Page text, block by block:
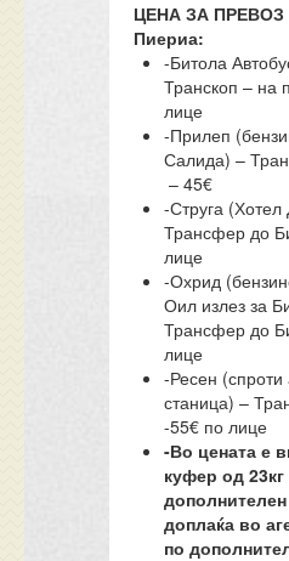
ЦЕНА ЗА ПРЕВОЗ
Пиериа:
-Битола
Транскоп – на
лице
-Прилеп
Салида) –
– 45€
-Струга
Трансфер до
лице
-Охрид
Оил излез за
Трансфер до
лице
-Ресен (спроти
станица) –
-55€ по лице
-Во цената е
куфер од
доплаќа во
по